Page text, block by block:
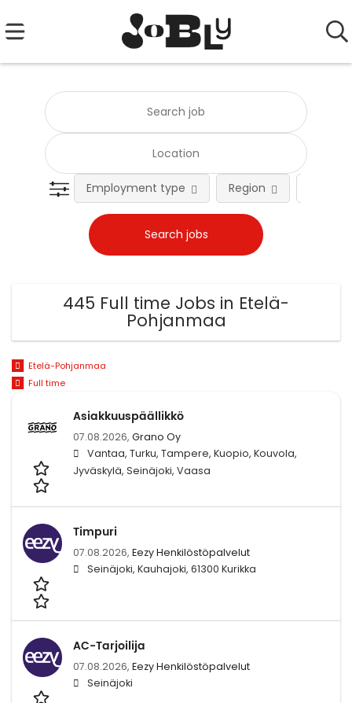
Employment type Region
445 Full time Jobs in Etelä-
Pohjanmaa
Etelä-Pohjanmaa
Full time
Asiakkuuspäällikkö
07.08.2026, Grano Oy
Vantaa, Turku, Tampere, Kuopio, Kouvola,
Jyväskylä, Seinäjoki, Vaasa
Timpuri
07.08.2026, Eezy Henkilöstöpalvelut
Seinäjoki, Kauhajoki, 61300 Kurikka
AC-Tarjoilija
07.08.2026, Eezy Henkilöstöpalvelut
Seinäjoki